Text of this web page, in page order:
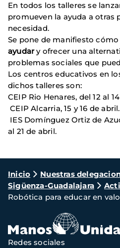
En todos los talleres se
promueven la ayuda a otras
necesidad.
Se pone de manifiesto cómo
ayudary ofrecer una
problemas sociales que
Los centros educativos en
dichos talleres son:
CEIP Rio Henares, del 12 al
CEIP Alcarria, 15 y 16 de abril.
IES Domínguez Ortiz de
al 21 de abril.
Ruta
de
navegación
Inicio
Nuestras
Sigüenza-Guadalajara
Robótica para educar en
Redes sociales